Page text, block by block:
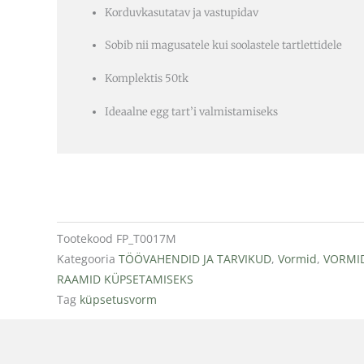
Korduvkasutatav ja vastupidav
Sobib nii magusatele kui soolastele tartlettidele
Komplektis 50tk
Ideaalne egg tart’i valmistamiseks
Tootekood FP_T0017M
Kategooria TÖÖVAHENDID JA TARVIKUD, Vormid,
RAAMID KÜPSETAMISEKS
Tag küpsetusvorm